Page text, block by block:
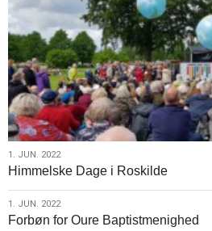
1.
jun.
2022
1. JUN. 2022
Himmelske Dage i Roskilde
1.
jun.
1. JUN. 2022
Forbøn for Oure Baptistmenighed